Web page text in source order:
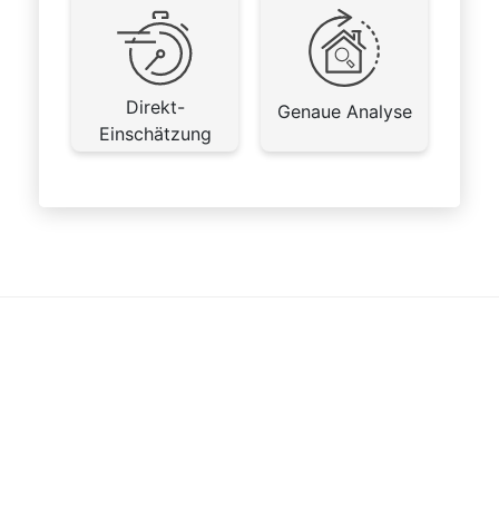
Direkt-
Einschätzung
Genaue Analyse